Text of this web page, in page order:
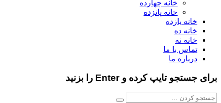
خانه چهارده
خانه پانزده
خانه یازده
خانه ده
خانه نه
تماس با ما
درباره ما
برای جستجو تایپ کرده و Enter را بزنید